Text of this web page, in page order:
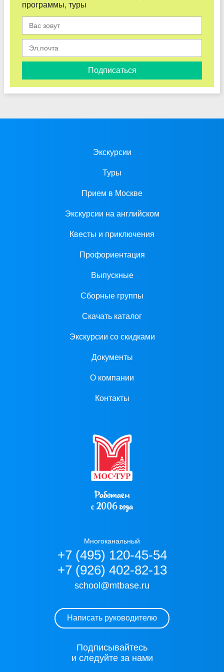
программы, туры
Подписаться
Экскурсии
Туры
Прием в Москве
Экскурсии на английском
Квесты и приключения
Профориентация
Выпускные
Сборные группы
Скачать каталог
Экскурсии со скидками
Документы
О компании
Контакты
Работаем
с 2006 года
Многоканальный
+7 (495) 120-45-54
+7 (926) 402-82-13
school@mtbase.ru
Написать руководителю
Подписывайтесь
и следуйте за нами